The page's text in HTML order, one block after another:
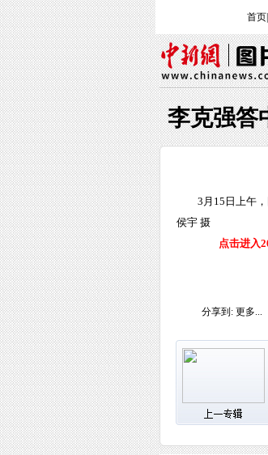
首页|
李克强答
3月15日上午
侯宇 摄
点击进入
分享到: 更多...